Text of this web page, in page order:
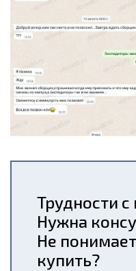
Трудности
Нужна
Не
купить?